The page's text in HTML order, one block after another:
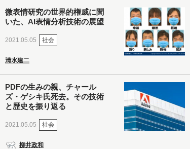
微表情研究の世界的権威に聞
いた、AI表情分析技術の展望
2021.05.05 社会
清水建二
PDFの生みの親、チャール
ズ・ゲシキ氏死去。その技術
と歴史を振り返る
2021.05.05 社会
柳井政和